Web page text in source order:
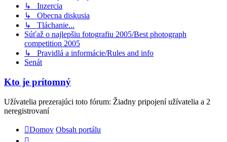
↳ Inzercia
↳ Obecna diskusia
↳ Tláchanie...
Súťaž o najlepšiu fotografiu 2005/Best photograph
competition 2005
↳ Pravidlá a informácie/Rules and info
Senát
Kto je prítomný
Užívatelia prezerajúci toto fórum: Žiadny pripojení užívatelia a 2
neregistrovaní
Domov Obsah portálu